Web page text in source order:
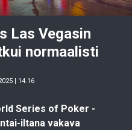
Las Vegasin
normaalisti
| 14.16
Series of Poker -
iltana vakava